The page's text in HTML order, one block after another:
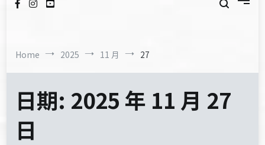
Home 2025 11 月 27
日期: 2025 年 11 月 27
日